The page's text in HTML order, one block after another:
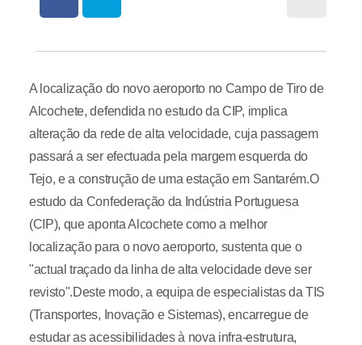
A localização do novo aeroporto no Campo de Tiro de
Alcochete, defendida no estudo da CIP, implica
alteração da rede de alta velocidade, cuja passagem
passará a ser efectuada pela margem esquerda do
Tejo, e a construção de uma estação em Santarém.O
estudo da Confederação da Indústria Portuguesa
(CIP), que aponta Alcochete como a melhor
localização para o novo aeroporto, sustenta que o
"actual traçado da linha de alta velocidade deve ser
revisto".Deste modo, a equipa de especialistas da TIS
(Transportes, Inovação e Sistemas), encarregue de
estudar as acessibilidades à nova infra-estrutura,